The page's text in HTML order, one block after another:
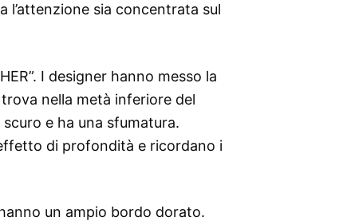
sia concentrata sul
I designer hanno messo la
trova nella metà inferiore del
e ha una sfumatura.
di profondità e ricordano i
un ampio bordo dorato.